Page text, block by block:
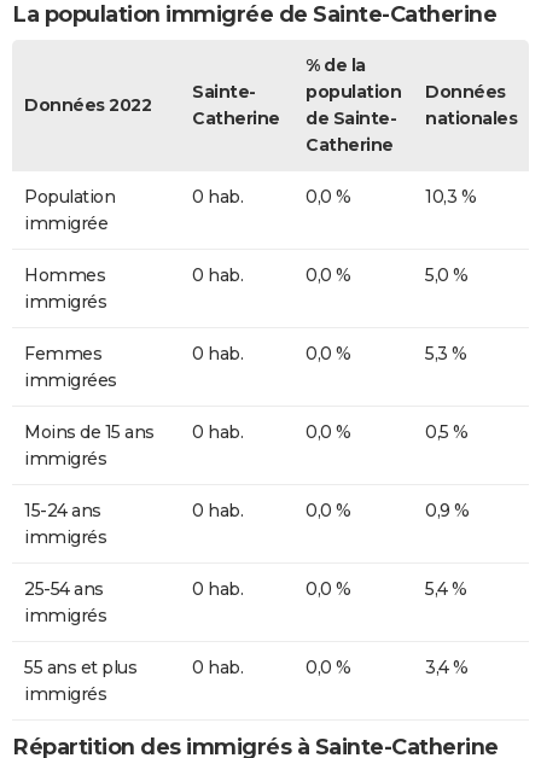
La population immigrée de Sainte-Catherine
Données 2022
Sainte-
Catherine
% de la
population
de Sainte-
Catherine
Données
nationales
Population
immigrée
0 hab. 0,0 % 10,3 %
Hommes
immigrés
0 hab. 0,0 % 5,0 %
Femmes
immigrées
0 hab. 0,0 % 5,3 %
Moins de 15 ans
immigrés
0 hab. 0,0 % 0,5 %
15-24 ans
immigrés
0 hab. 0,0 % 0,9 %
25-54 ans
immigrés
0 hab. 0,0 % 5,4 %
55 ans et plus
immigrés
0 hab. 0,0 % 3,4 %
Répartition des immigrés à Sainte-Catherine